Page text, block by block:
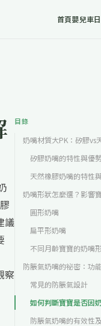
首頁嬰兒車
議
察
目錄
奶嘴材質大PK：矽膠vs
矽膠奶嘴的特性與優
天然橡膠奶嘴的特性
奶嘴形狀怎麼選？影響
圓形奶嘴
扁平形奶嘴
不同月齡寶寶的奶嘴
防脹氣奶嘴的祕密：功
常見的防脹氣設計
如何判斷寶寶是否因
防脹氣奶嘴的有效性